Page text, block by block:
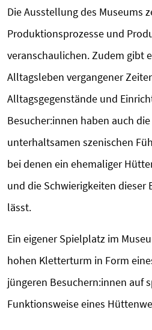
Die Ausstellung des Museums
Produktionsprozesse und
veranschaulichen. Zudem gibt
Alltagsleben vergangener
Alltagsgegenstände und
Besucher:innen haben auch
unterhaltsamen szenischen
bei denen ein ehemaliger
und die Schwierigkeiten dieser
lässt.
Ein eigener Spielplatz im
hohen Kletterturm in Form
jüngeren Besuchern:innen auf
Funktionsweise eines